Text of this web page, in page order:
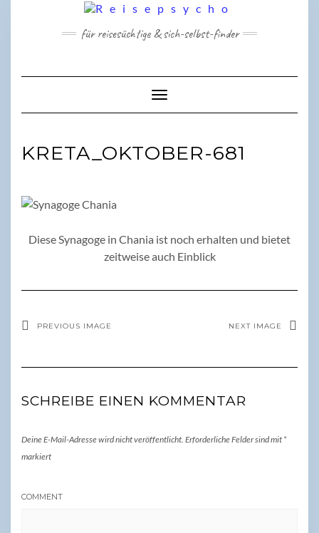
für reisesüchtige & sich-selbst-finder
Toggle Navigation
KRETA_OKTOBER-681
Diese Synagoge in Chania ist noch erhalten und bietet
zeitweise auch Einblick
PREVIOUS IMAGE NEXT IMAGE
SCHREIBE EINEN KOMMENTAR
Deine E-Mail-Adresse wird nicht veröffentlicht. Erforderliche Felder sind mit *
markiert
COMMENT